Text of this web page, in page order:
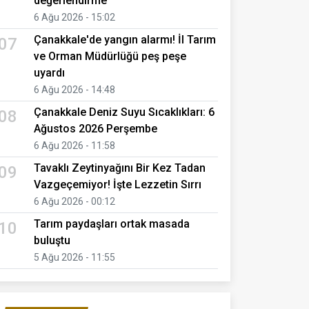
6 Ağu 2026 - 15:02
Çanakkale'de yangın alarmı! İl Tarım
ve Orman Müdürlüğü peş peşe
uyardı
6 Ağu 2026 - 14:48
Çanakkale Deniz Suyu Sıcaklıkları: 6
Ağustos 2026 Perşembe
6 Ağu 2026 - 11:58
Tavaklı Zeytinyağını Bir Kez Tadan
Vazgeçemiyor! İşte Lezzetin Sırrı
6 Ağu 2026 - 00:12
Tarım paydaşları ortak masada
buluştu
5 Ağu 2026 - 11:55